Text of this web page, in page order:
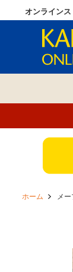
オンライン
ホーム メ